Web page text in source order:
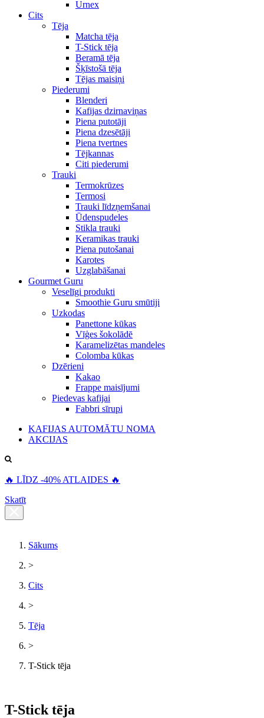
Urnex
Cits
Tēja
Matcha tēja
T-Stick tēja
Beramā tēja
Šķīstošā tēja
Tējas maisiņi
Piederumi
Blenderi
Kafijas dzirnaviņas
Piena putotāji
Piena dzesētāji
Piena tvertnes
Tējkannas
Citi piederumi
Trauki
Termokrūzes
Termosi
Trauki līdzņemšanai
Ūdenspudeles
Stikla trauki
Keramikas trauki
Piena putošanai
Karotes
Uzglabāšanai
Gourmet Guru
Veselīgi produkti
Smoothie Guru smūtiji
Uzkodas
Panettone kūkas
Vīģes šokolādē
Karamelizētas mandeles
Colomba kūkas
Dzērieni
Kakao
Frappe maisījumi
Piedevas kafijai
Fabbri sīrupi
KAFIJAS AUTOMĀTU NOMA
AKCIJAS
🔥 LĪDZ -40% ATLAIDES 🔥
Skatīt
Sākums
>
Cits
>
Tēja
>
T-Stick tēja
T-Stick tēja